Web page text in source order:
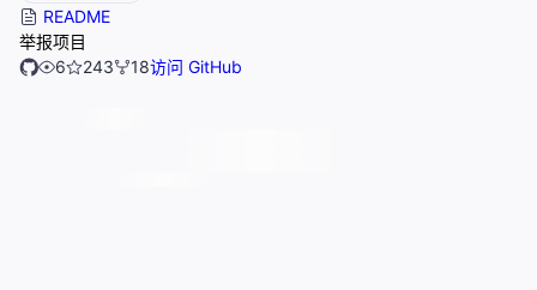
README
举报项目
6
243 18访问 GitHub